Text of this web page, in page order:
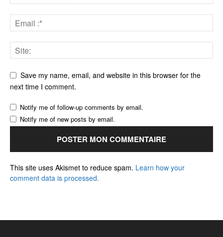
Save my name, email, and website in this browser for the
next time I comment.
Notify me of follow-up comments by email.
Notify me of new posts by email.
This site uses Akismet to reduce spam. Learn how your
comment data is processed.